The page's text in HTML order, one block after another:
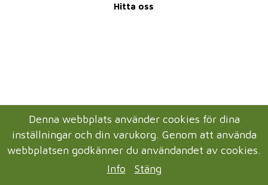
Hitta oss
Drift & produktion:Wikinggruppen
Denna webbplats använder cookies för dina
inställningar och din varukorg. Genom att använda
webbplatsen godkänner du användandet av cookies.
Info
Stäng